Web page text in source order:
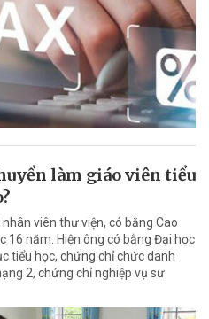
làm giáo viên tiểu
viên thư viện, có bằng Cao
16 năm. Hiện ông có bằng Đại học
tiểu học, chứng chỉ chức danh
2, chứng chỉ nghiệp vụ sư